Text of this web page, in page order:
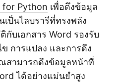
for Python เพื่อดึงข้อมูล
เป็นไลบรารีที่ทรงพลัง
บเอกสาร Word รองรับ
ข การแปลง และการดึง
สามารถดึงข้อมูลหน้าที่
ได้อย่างแม่นยำสูง